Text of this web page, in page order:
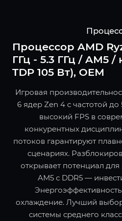
Процессор AMD
ГГц - 5.3 ГГц / AM5
TDP 105 Вт), OEM
Игровая
6 ядер Zen 4 с частотой
высокий FPS в
конкурентных
потоков гарантируют
сценариях.
открывает потенциал
AM5 с DDR5 —
охлаждение. Лучший
системы среднего